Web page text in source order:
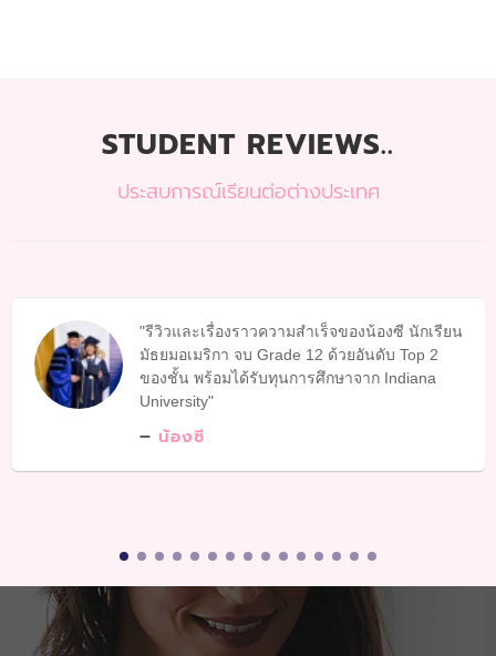
STUDENT REVIEWS..
ประสบการณ์เรียนต่อต่างประเทศ
รีวิวและเรื่องราวความสำเร็จของน้องซี นักเรียน
มัธยมอเมริกา จบ Grade 12 ด้วยอันดับ Top 2
ของชั้น พร้อมได้รับทุนการศึกษาจาก Indiana
University
น้องซี